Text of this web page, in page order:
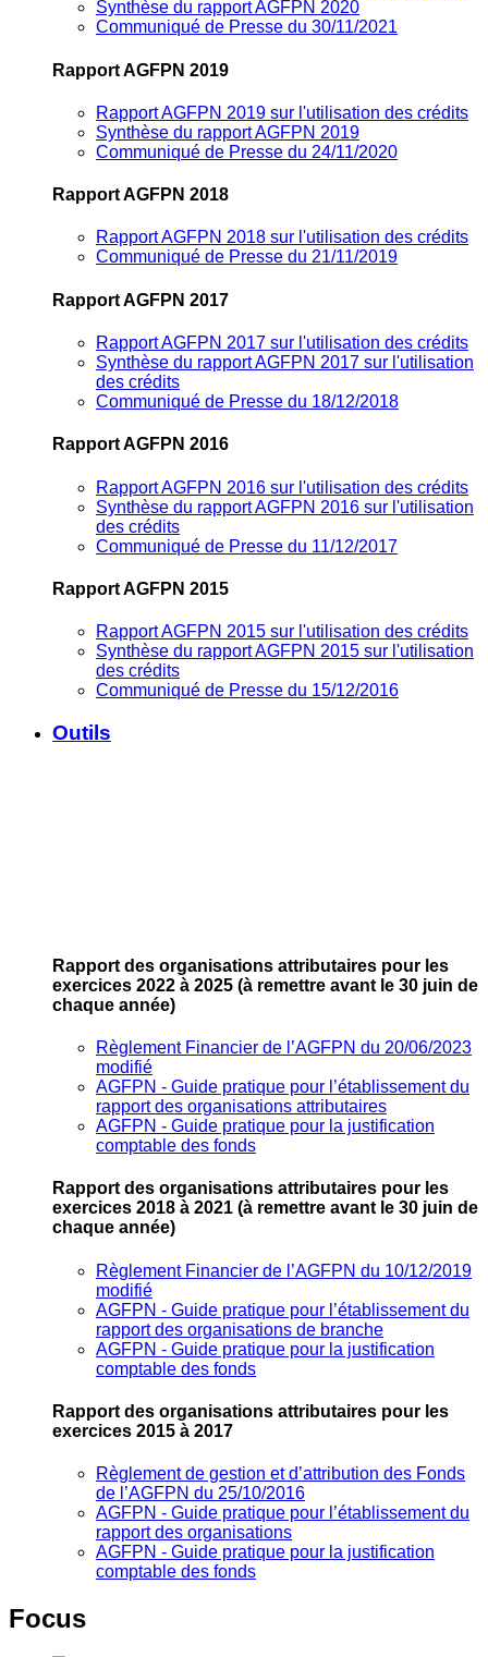
Synthèse du rapport AGFPN 2020
Communiqué de Presse du 30/11/2021
Rapport AGFPN 2019
Rapport AGFPN 2019 sur l'utilisation des crédits
Synthèse du rapport AGFPN 2019
Communiqué de Presse du 24/11/2020
Rapport AGFPN 2018
Rapport AGFPN 2018 sur l'utilisation des crédits
Communiqué de Presse du 21/11/2019
Rapport AGFPN 2017
Rapport AGFPN 2017 sur l'utilisation des crédits
Synthèse du rapport AGFPN 2017 sur l'utilisation
des crédits
Communiqué de Presse du 18/12/2018
Rapport AGFPN 2016
Rapport AGFPN 2016 sur l'utilisation des crédits
Synthèse du rapport AGFPN 2016 sur l'utilisation
des crédits
Communiqué de Presse du 11/12/2017
Rapport AGFPN 2015
Rapport AGFPN 2015 sur l'utilisation des crédits
Synthèse du rapport AGFPN 2015 sur l'utilisation
des crédits
Communiqué de Presse du 15/12/2016
Outils
Rapport des organisations attributaires pour les
exercices 2022 à 2025 (à remettre avant le 30 juin de
chaque année)
Règlement Financier de l’AGFPN du 20/06/2023
modifié
AGFPN ‐ Guide pratique pour l’établissement du
rapport des organisations attributaires
AGFPN ‐ Guide pratique pour la justification
comptable des fonds
Rapport des organisations attributaires pour les
exercices 2018 à 2021 (à remettre avant le 30 juin de
chaque année)
Règlement Financier de l’AGFPN du 10/12/2019
modifié
AGFPN ‐ Guide pratique pour l’établissement du
rapport des organisations de branche
AGFPN ‐ Guide pratique pour la justification
comptable des fonds
Rapport des organisations attributaires pour les
exercices 2015 à 2017
Règlement de gestion et d’attribution des Fonds
de l’AGFPN du 25/10/2016
AGFPN ‐ Guide pratique pour l’établissement du
rapport des organisations
AGFPN ‐ Guide pratique pour la justification
comptable des fonds
Focus